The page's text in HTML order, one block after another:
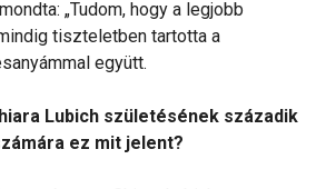
„Tudom, hogy a legjobb
tiszteletben tartotta a
együtt.
Lubich születésének századik
ez mit jelent?